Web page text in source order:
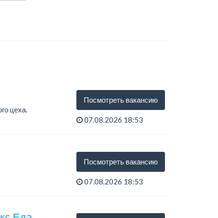
цеха.
Посмотреть вакансию
07.08.2026 18:53
Посмотреть вакансию
07.08.2026 18:53